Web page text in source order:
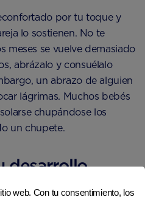
por tu toque y
lo sostienen. No te
meses se vuelve demasiado
abrázalo y consuélalo
un abrazo de alguien
lágrimas. Muchos bebés
chupándose los
un chupete.
desarrollo
web. Con tu consentimiento, los